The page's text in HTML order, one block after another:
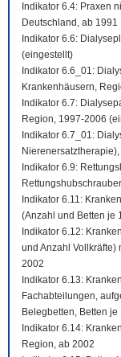
Indikator 6.4: Praxen
Deutschland, ab 1991
Indikator 6.6:
(eingestellt)
Indikator 6.6_01:
Krankenhäusern,
Indikator 6.7:
Region, 1997-2006
Indikator 6.7_01:
Indikator 6.9:
Indikator 6.11:
(Anzahl und Betten je
Indikator 6.12:
und Anzahl Vollkräfte)
2002
Indikator 6.13:
Fachabteilungen,
Belegbetten, Betten
Indikator 6.14:
Region, ab 2002